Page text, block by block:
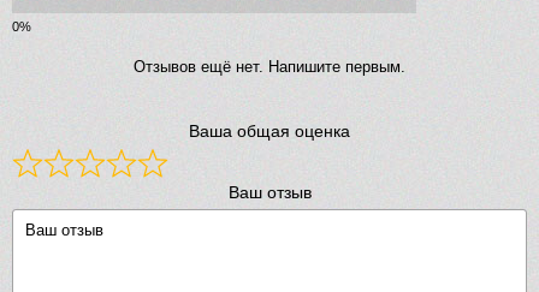
Отзывов ещё нет. Напишите первым.
Ваша общая оценка
Ваш отзыв